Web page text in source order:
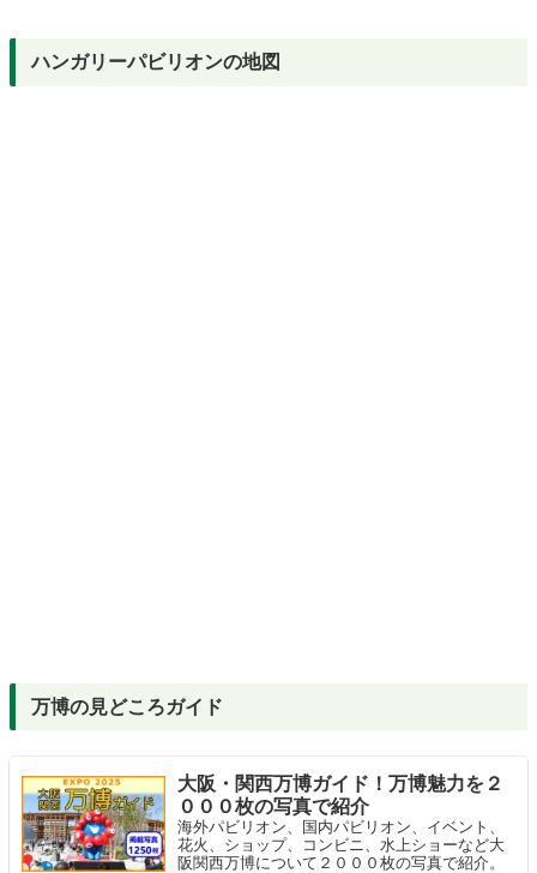
ハンガリーパビリオンの地図
万博の見どころガイド
大阪・関西万博ガイド！万博魅力を２
０００枚の写真で紹介
海外パビリオン、国内パビリオン、イベント、
花火、ショップ、コンビニ、水上ショーなど大
阪関西万博について２０００枚の写真で紹介。